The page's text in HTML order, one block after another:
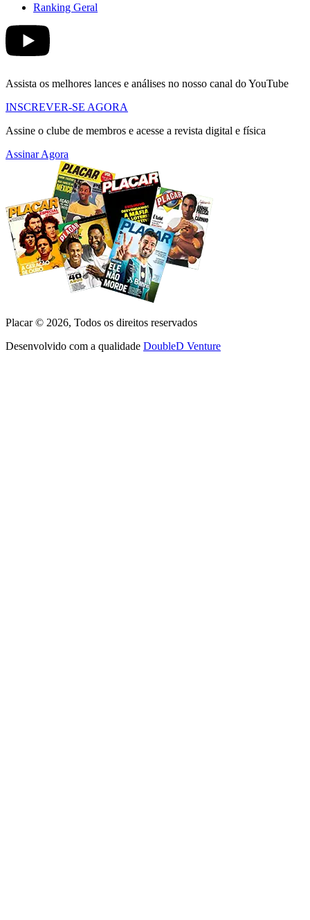
Ranking Geral
Assista os melhores lances e análises no nosso canal do YouTube
INSCREVER-SE AGORA
Assine o clube de membros e acesse a revista digital e física
Assinar Agora
Placar © 2026, Todos os direitos reservados
Desenvolvido com a qualidade DoubleD Venture